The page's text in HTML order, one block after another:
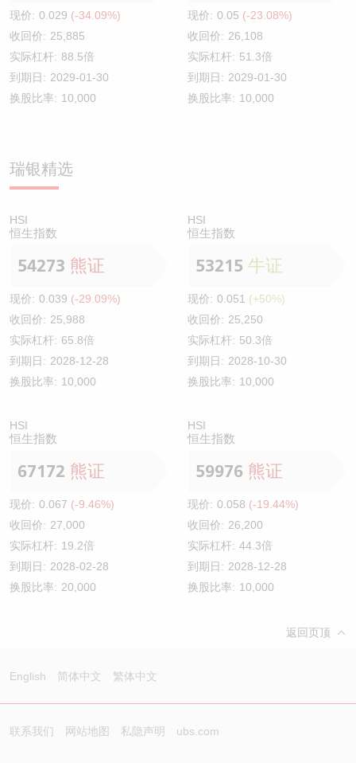
现价: 0.029 (-34.09%)
收回价: 25,885
实际杠杆: 88.5倍
到期日: 2029-01-30
换股比率: 10,000
现价: 0.05 (-23.08%)
收回价: 26,108
实际杠杆: 51.3倍
到期日: 2029-01-30
换股比率: 10,000
瑞银精选
HSI
恒生指数
54273 熊证
现价: 0.039 (-29.09%)
收回价: 25,988
实际杠杆: 65.8倍
到期日: 2028-12-28
换股比率: 10,000
HSI
恒生指数
53215 牛证
现价: 0.051 (+50%)
收回价: 25,250
实际杠杆: 50.3倍
到期日: 2028-10-30
换股比率: 10,000
HSI
恒生指数
67172 熊证
现价: 0.067 (-9.46%)
收回价: 27,000
实际杠杆: 19.2倍
到期日: 2028-02-28
换股比率: 20,000
HSI
恒生指数
59976 熊证
现价: 0.058 (-19.44%)
收回价: 26,200
实际杠杆: 44.3倍
到期日: 2028-12-28
换股比率: 10,000
返回页顶
English 简体中文 繁体中文
联系我们 网站地图 私隐声明 ubs.com